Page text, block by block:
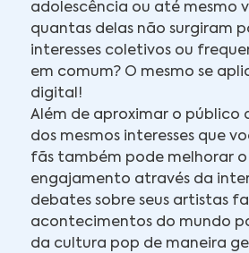
adolescência ou até mesmo
quantas delas não surgiram
interesses coletivos ou
em comum? O mesmo se
digital!
Além de aproximar o público
dos mesmos interesses que
fãs também pode melhorar o
engajamento através da
debates sobre seus artistas
acontecimentos do mundo
da cultura pop de maneira